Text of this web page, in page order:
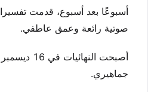
أسبوعًا بعد أسبوع، قدمت
صوتية رائعة وعمق عاطفي.
جماهيري.